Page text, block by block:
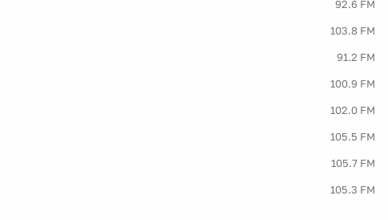
92.6 FM
103.8 FM
91.2 FM
100.9 FM
102.0 FM
105.5 FM
105.7 FM
105.3 FM